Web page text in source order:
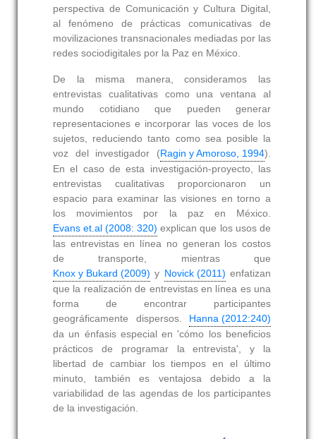
perspectiva de Comunicación y Cultura Digital,
al fenómeno de prácticas comunicativas de
movilizaciones transnacionales mediadas por las
redes sociodigitales por la Paz en México.
De la misma manera, consideramos las
entrevistas cualitativas como una ventana al
mundo cotidiano que pueden generar
representaciones e incorporar las voces de los
sujetos, reduciendo tanto como sea posible la
voz del investigador (Ragin y Amoroso, 1994).
En el caso de esta investigación-proyecto, las
entrevistas cualitativas proporcionaron un
espacio para examinar las visiones en torno a
los movimientos por la paz en México.
Evans et.al (2008: 320) explican que los usos de
las entrevistas en línea no generan los costos
de transporte, mientras que
Knox y Bukard (2009) y Novick (2011) enfatizan
que la realización de entrevistas en línea es una
forma de encontrar participantes
geográficamente dispersos. Hanna (2012:240)
da un énfasis especial en 'cómo los beneficios
prácticos de programar la entrevista', y la
libertad de cambiar los tiempos en el último
minuto, también es ventajosa debido a la
variabilidad de las agendas de los participantes
de la investigación.